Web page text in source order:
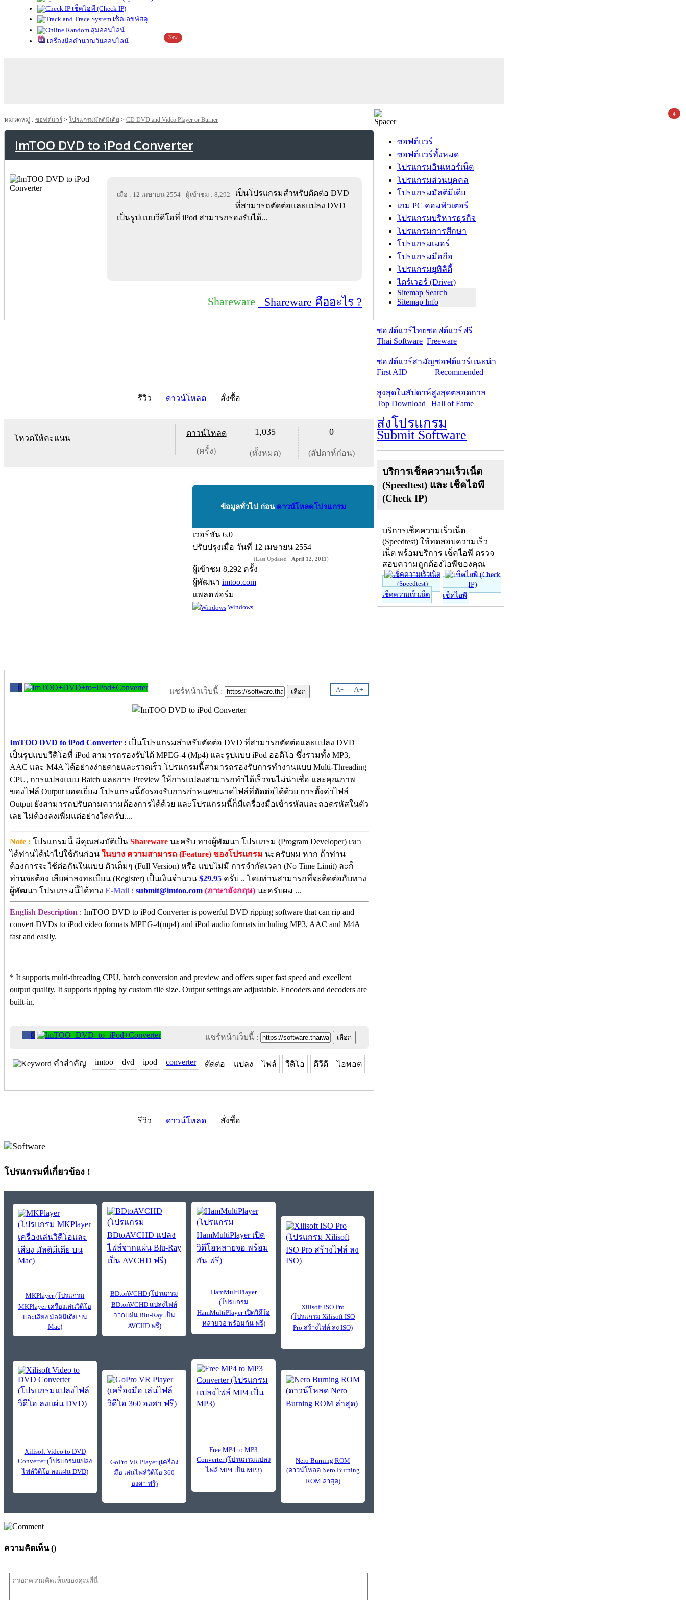
เช็คไอพี (Check IP)
เช็คเลขพัสดุ
สุ่มออนไลน์
เครื่องมือคำนวณวันออนไลน์
New
หมวดหมู่ : ซอฟต์แวร์ > โปรแกรมมัลติมีเดีย > CD DVD and Video Player or Burner
ImTOO DVD to iPod Converter
เมื่อ : 12 เมษายน 2554 ผู้เข้าชม : 8,292
เป็นโปรแกรมสำหรับตัดต่อ DVD
ที่สามารถตัดต่อและแปลง DVD
เป็นรูปแบบวีดิโอที่ iPod สามารถรองรับได้...
Shareware Shareware คืออะไร ?
รีวิว ดาวน์โหลด สั่งซื้อ
โหวตให้คะแนน
ดาวน์โหลด
(ครั้ง)
1,035
(ทั้งหมด)
0
(สัปดาห์ก่อน)
ข้อมูลทั่วไป ก่อน ดาวน์โหลดโปรแกรม
เวอร์ชัน 6.0
ปรับปรุงเมื่อ วันที่ 12 เมษายน 2554
(Last Updated : April 12, 2011)
ผู้เข้าชม 8,292 ครั้ง
ผู้พัฒนา imtoo.com
แพลตฟอร์ม
Windows
0 A- A+
แชร์หน้าเว็บนี้ :
ImTOO DVD to iPod Converter : เป็นโปรแกรมสำหรับตัดต่อ DVD ที่สามารถตัดต่อและแปลง DVD
เป็นรูปแบบวีดิโอที่ iPod สามารถรองรับได้ MPEG-4 (Mp4) และรูปแบบ iPod ออดิโอ ซึ่งรวมทั้ง MP3,
AAC และ M4A ได้อย่างง่ายดายและรวดเร็ว โปรแกรมนี้สามารถรองรับการทำงานแบบ Multi-Threading
CPU, การแปลงแบบ Batch และการ Preview ให้การแปลงสามารถทำได้เร็วจนไม่น่าเชื่อ และคุณภาพ
ของไฟล์ Output ยอดเยี่ยม โปรแกรมนี้ยังรองรับการกำหนดขนาดไฟล์ที่ตัดต่อได้ด้วย การตั้งค่าไฟล์
Output ยังสามารถปรับตามความต้องการได้ด้วย และโปรแกรมนี้ก็มีเครื่องมือเข้ารหัสและถอดรหัสในตัว
เลย ไม่ต้องลงเพิ่มแต่อย่างใดครับ....
Note : โปรแกรมนี้ มีคุณสมบัติเป็น Shareware นะครับ ทางผู้พัฒนา โปรแกรม (Program Developer) เขา
ได้ท่านได้นำไปใช้กันก่อน ในบาง ความสามารถ (Feature) ของโปรแกรม นะครับผม หาก ถ้าท่าน
ต้องการจะใช้ต่อกันในแบบ ตัวเต็มๆ (Full Version) หรือ แบบไม่มี การจำกัดเวลา (No Time Limit) ละก็
ท่านจะต้อง เสียค่าลงทะเบียน (Register) เป็นเงินจำนวน $29.95 ครับ .. โดยท่านสามารถที่จะติดต่อกับทาง
ผู้พัฒนา โปรแกรมนี้ได้ทาง E-Mail : submit@imtoo.com (ภาษาอังกฤษ) นะครับผม ...
English Description : ImTOO DVD to iPod Converter is powerful DVD ripping software that can rip and
convert DVDs to iPod video formats MPEG-4(mp4) and iPod audio formats including MP3, AAC and M4A
fast and easily.
* It supports multi-threading CPU, batch conversion and preview and offers super fast speed and excellent
output quality. It supports ripping by custom file size. Output settings are adjustable. Encoders and decoders are
built-in.
0 แชร์หน้าเว็บนี้ :
คำสำคัญ imtoo dvd ipod converter ตัดต่อ แปลง ไฟล์ วีดิโอ ดีวีดี ไอพอต
รีวิว ดาวน์โหลด สั่งซื้อ
โปรแกรมที่เกี่ยวข้อง !
MKPlayer (โปรแกรม
MKPlayer เครื่องเล่นวิดีโอ
และเสียง มัลติมีเดีย บน
Mac)
BDtoAVCHD (โปรแกรม
BDtoAVCHD แปลงไฟล์
จากแผ่น Blu-Ray เป็น
AVCHD ฟรี)
HamMultiPlayer
(โปรแกรม
HamMultiPlayer เปิดวิดีโอ
หลายจอ พร้อมกัน ฟรี)
Xilisoft ISO Pro
(โปรแกรม Xilisoft ISO
Pro สร้างไฟล์ ลง ISO)
Xilisoft Video to DVD
Converter (โปรแกรมแปลง
ไฟล์วิดีโอ ลงแผ่น DVD)
GoPro VR Player (เครื่อง
มือ เล่นไฟล์วิดีโอ 360
องศา ฟรี)
Free MP4 to MP3
Converter (โปรแกรมแปลง
ไฟล์ MP4 เป็น MP3)
Nero Burning ROM
(ดาวน์โหลด Nero Burning
ROM ล่าสุด)
ความคิดเห็น ()
ซอฟต์แวร์
ซอฟต์แวร์ทั้งหมด
โปรแกรมอินเทอร์เน็ต
โปรแกรมส่วนบุคคล
โปรแกรมมัลติมีเดีย
เกม PC คอมพิวเตอร์
โปรแกรมบริหารธุรกิจ
โปรแกรมการศึกษา
โปรแกรมเมอร์
โปรแกรมมือถือ
โปรแกรมยูทิลิตี้
ไดร์เวอร์ (Driver)
Sitemap Search
Sitemap Info
ซอฟต์แวร์ไทย
Thai Software
ซอฟต์แวร์ฟรี
Freeware
ซอฟต์แวร์สามัญ
First AID
ซอฟต์แวร์แนะนำ
Recommended
สูงสุดในสัปดาห์
Top Download
สูงสุดตลอดกาล
Hall of Fame
ส่งโปรแกรม
Submit Software
บริการเช็คความเร็วเน็ต
(Speedtest) และ เช็คไอพี
(Check IP)
บริการเช็คความเร็วเน็ต
(Speedtest) ใช้ทดสอบความเร็ว
เน็ต พร้อมบริการ เช็คไอพี ตรวจ
สอบความถูกต้องไอพีของคุณ
เช็คความเร็วเน็ต เช็คไอพี
4